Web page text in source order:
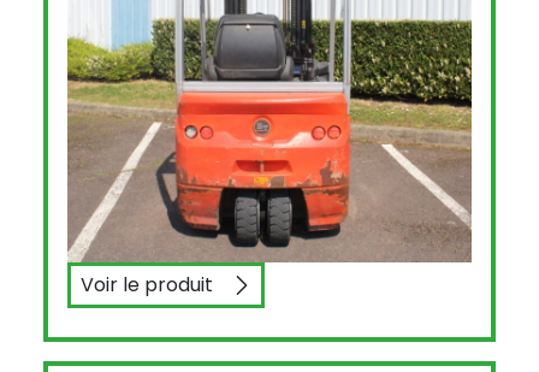
Voir le produit
BT C3E150